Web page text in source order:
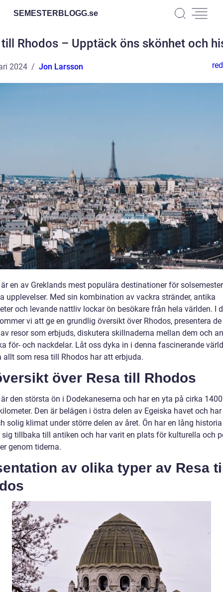
SEMESTERBLOGG.se
till Rhodos – Upptäck öns skönhet och
2024 Jon Larsson
en av Greklands mest populära destinationer för
upplevelser. Med sin kombination av vackra stränder, antika
och levande nattliv lockar ön besökare från hela världen. I
vi att ge en grundlig översikt över Rhodos, presentera
resor som erbjuds, diskutera skillnaderna mellan dem och
för- och nackdelar. Låt oss dyka in i denna fascinerande
allt som resa till Rhodos har att erbjuda.
över Resa till Rhodos
den största ön i Dodekaneserna och har en yta på cirka 1400
Den är belägen i östra delen av Egeiska havet och har
solig klimat under större delen av året. Ön har en lång
sig tillbaka till antiken och har varit en plats för kulturella och
genom tiderna.
av olika typer av Resa